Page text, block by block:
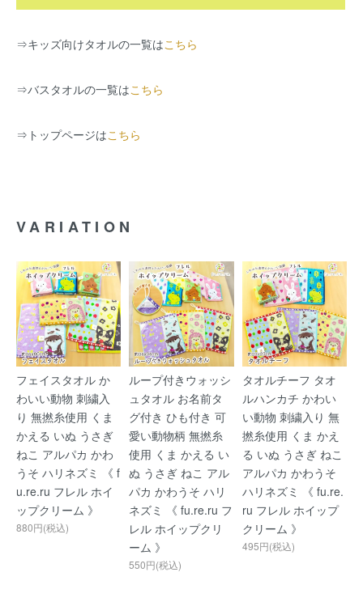
⇒キッズ向けタオルの一覧はこちら
⇒バスタオルの一覧はこちら
⇒ トップページはこちら
VARIATION
フェイスタオル か
わいい動物 刺繍入
り 無撚糸使用 くま
かえる いぬ うさぎ
ねこ アルパカ かわ
うそ ハリネズミ 《 f
u.re.ru フレル ホイ
ップクリーム 》
880円(税込)
ループ付きウォッシ
ュタオル お名前タ
グ付き ひも付き 可
愛い動物柄 無撚糸
使用 くま かえる い
ぬ うさぎ ねこ アル
パカ かわうそ ハリ
ネズミ 《 fu.re.ru フ
レル ホイップクリ
ーム 》
550円(税込)
タオルチーフ タオ
ルハンカチ かわい
い動物 刺繍入り 無
撚糸使用 くま かえ
る いぬ うさぎ ねこ
アルパカ かわうそ
ハリネズミ 《 fu.re.
ru フレル ホイップ
クリーム 》
495円(税込)